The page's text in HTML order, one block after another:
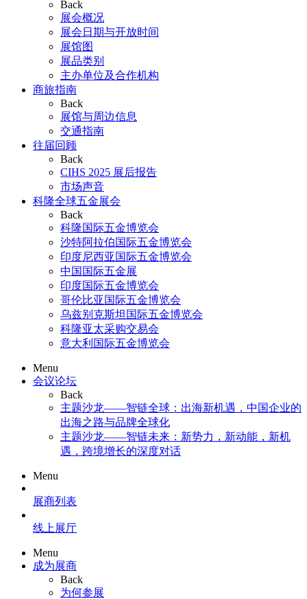
Back
展会概况
展会日期与开放时间
展馆图
展品类别
主办单位及合作机构
商旅指南
Back
展馆与周边信息
交通指南
往届回顾
Back
CIHS 2025 展后报告
市场声音
科隆全球五金展会
Back
科隆国际五金博览会
沙特阿拉伯国际五金博览会
印度尼西亚国际五金博览会
中国国际五金展
印度国际五金博览会
哥伦比亚国际五金博览会
乌兹别克斯坦国际五金博览会
科隆亚太采购交易会
意大利国际五金博览会
Menu
会议论坛
Back
主题沙龙——智链全球：出海新机遇，中国企业的
出海之路与品牌全球化
主题沙龙——智链未来：新势力，新动能，新机
遇，跨境增长的深度对话
Menu
展商列表
线上展厅
Menu
成为展商
Back
为何参展